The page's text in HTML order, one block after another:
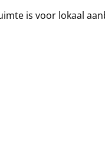
is voor lokaal